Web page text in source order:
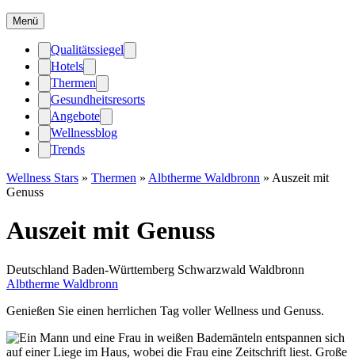
Menü
Qualitätssiegel
Hotels
Thermen
Gesundheitsresorts
Angebote
Wellnessblog
Trends
Wellness Stars » Thermen » Albtherme Waldbronn » Auszeit mit
Genuss
Auszeit mit Genuss
Deutschland Baden-Württemberg Schwarzwald Waldbronn
Albtherme Waldbronn
Genießen Sie einen herrlichen Tag voller Wellness und Genuss.